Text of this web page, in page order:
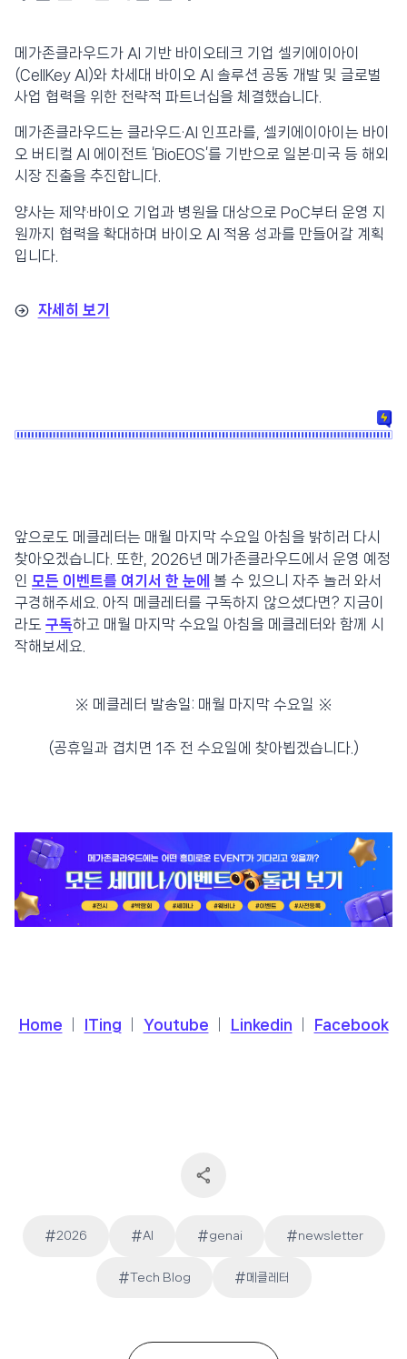
메가존클라우드가 AI 기반 바이오테크 기업 셀키에이아이
(CellKey AI)와 차세대 바이오 AI 솔루션 공동 개발 및 글로벌
사업 협력을 위한 전략적 파트너십을 체결했습니다.
메가존클라우드는 클라우드·AI 인프라를, 셀키에이아이는 바이
오 버티컬 AI 에이전트 ‘BioEOS’를 기반으로 일본·미국 등 해외
시장 진출을 추진합니다.
양사는 제약·바이오 기업과 병원을 대상으로 PoC부터 운영 지
원까지 협력을 확대하며 바이오 AI 적용 성과를 만들어갈 계획
입니다.
자세히 보기
앞으로도 메클레터는 매월 마지막 수요일 아침을 밝히러 다시
찾아오겠습니다. 또한, 2026년 메가존클라우드에서 운영 예정
인 모든 이벤트를 여기서 한 눈에 볼 수 있으니 자주 놀러 와서
구경해주세요. 아직 메클레터를 구독하지 않으셨다면? 지금이
라도 구독하고 매월 마지막 수요일 아침을 메클레터와 함께 시
작해보세요.
※ 메클레터 발송일: 매월 마지막 수요일 ※
(공휴일과 겹치면 1주 전 수요일에 찾아뵙겠습니다.)
Home ITing Youtube Linkedin Facebook
Tags:
#2026 #AI #genai #newsletter
#Tech Blog #메클레터